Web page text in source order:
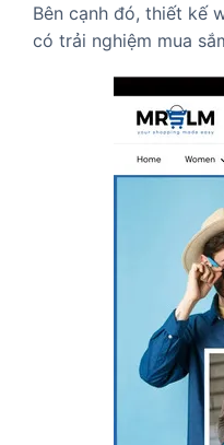
Bên cạnh đó, thiết kế
có trải nghiệm mua